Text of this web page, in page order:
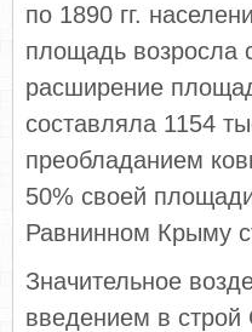
по 1890 гг.
площадь возросла
расширение
составляла 1154
преобладанием
50% своей
Равнинном Крыму
Значительное
введением в